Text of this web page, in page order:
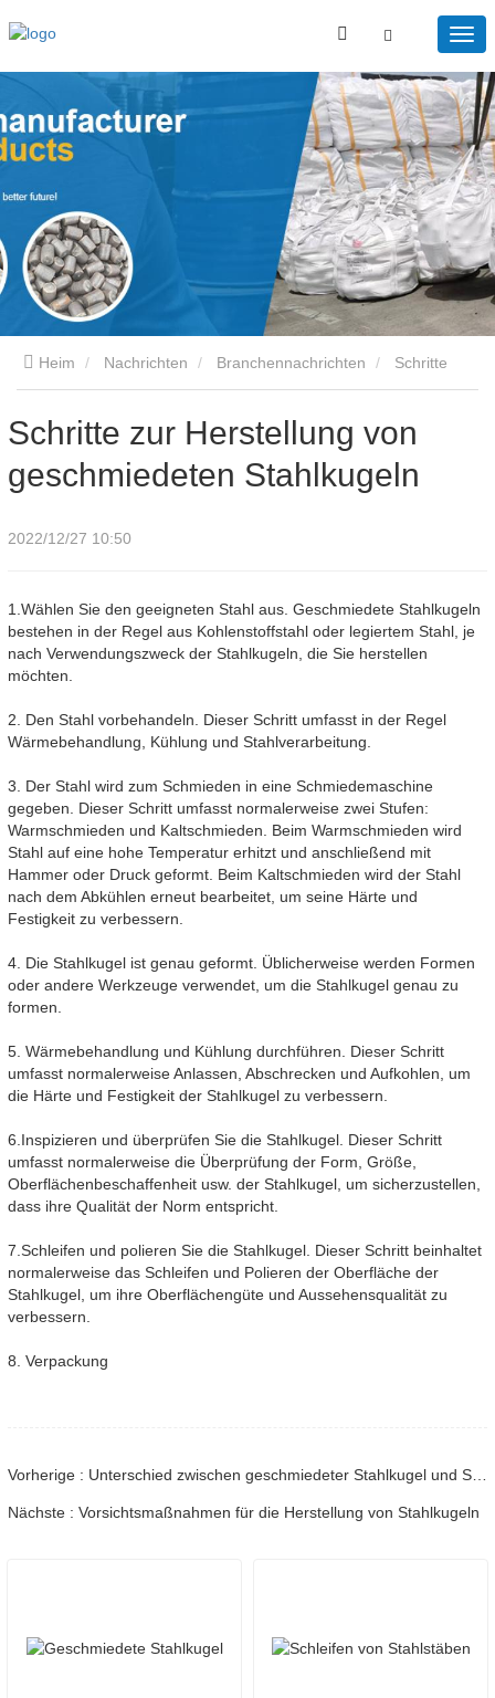
Heim Nachrichten Branchennachrichten
Schritte zur Herstellung von
geschmiedeten Stahlkugeln
2022/12/27 10:50
1.Wählen Sie den geeigneten Stahl aus. Geschmiedete Stahlkugeln
bestehen in der Regel aus Kohlenstoffstahl oder legiertem Stahl, je
nach Verwendungszweck der Stahlkugeln, die Sie herstellen
möchten.
2. Den Stahl vorbehandeln. Dieser Schritt umfasst in der Regel
Wärmebehandlung, Kühlung und Stahlverarbeitung.
3. Der Stahl wird zum Schmieden in eine Schmiedemaschine
gegeben. Dieser Schritt umfasst normalerweise zwei Stufen:
Warmschmieden und Kaltschmieden. Beim Warmschmieden wird
Stahl auf eine hohe Temperatur erhitzt und anschließend mit
Hammer oder Druck geformt. Beim Kaltschmieden wird der Stahl
nach dem Abkühlen erneut bearbeitet, um seine Härte und
Festigkeit zu verbessern.
4. Die Stahlkugel ist genau geformt. Üblicherweise werden Formen
oder andere Werkzeuge verwendet, um die Stahlkugel genau zu
formen.
5. Wärmebehandlung und Kühlung durchführen. Dieser Schritt
umfasst normalerweise Anlassen, Abschrecken und Aufkohlen, um
die Härte und Festigkeit der Stahlkugel zu verbessern.
6.Inspizieren und überprüfen Sie die Stahlkugel. Dieser Schritt
umfasst normalerweise die Überprüfung der Form, Größe,
Oberflächenbeschaffenheit usw. der Stahlkugel, um sicherzustellen,
dass ihre Qualität der Norm entspricht.
7.Schleifen und polieren Sie die Stahlkugel. Dieser Schritt beinhaltet
normalerweise das Schleifen und Polieren der Oberfläche der
Stahlkugel, um ihre Oberflächengüte und Aussehensqualität zu
verbessern.
8. Verpackung
Nächste : Vorsichtsmaßnahmen für die Herstellung von Stahlkugeln